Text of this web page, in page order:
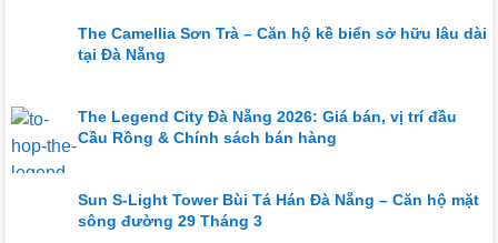
The Camellia Sơn Trà – Căn hộ kề biển sở hữu lâu dài
tại Đà Nẵng
The Legend City Đà Nẵng 2026: Giá bán, vị trí đầu
Cầu Rồng & Chính sách bán hàng
Sun S-Light Tower Bùi Tá Hán Đà Nẵng – Căn hộ mặt
sông đường 29 Tháng 3